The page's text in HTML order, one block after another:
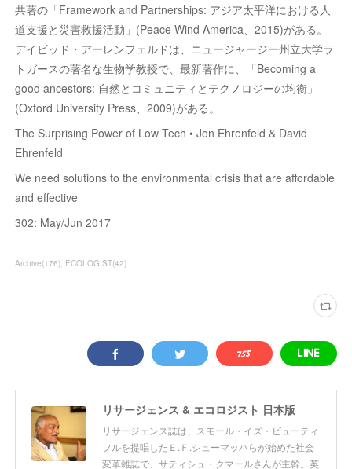
共著の「Framework and Partnerships: アジア太平洋における人
道支援と災害救援活動」(Peace Wind America、2015)がある。
デイビッド・アーレンフェルドは、ニュージャージー州立大学ラ
トガースの著名な生物学教授で、最新著作に、「Becoming a
good ancestors: 自然とコミュニティとテクノロジーの均衡」
(Oxford University Press、2009)がある。
The Surprising Power of Low Tech • Jon Ehrenfeld & David
Ehrenfeld
We need solutions to the environmental crisis that are affordable
and effective
302: May/Jun 2017
Archive(176) ECOLOGIST(42)
リサージェンス & エコロジスト 日本版
リサージェンス誌は、スモール・イズ・ビューティ
フルを提唱したＥ.Ｆ.シューマッハらが始めた社会
変革雑誌で、サティシュ・クマールさんが主幹。英